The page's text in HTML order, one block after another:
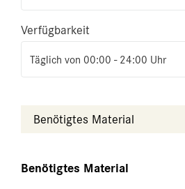
Verfügbarkeit
Täglich von 00:00 - 24:00 Uhr
Benötigtes Material
Benötigtes Material